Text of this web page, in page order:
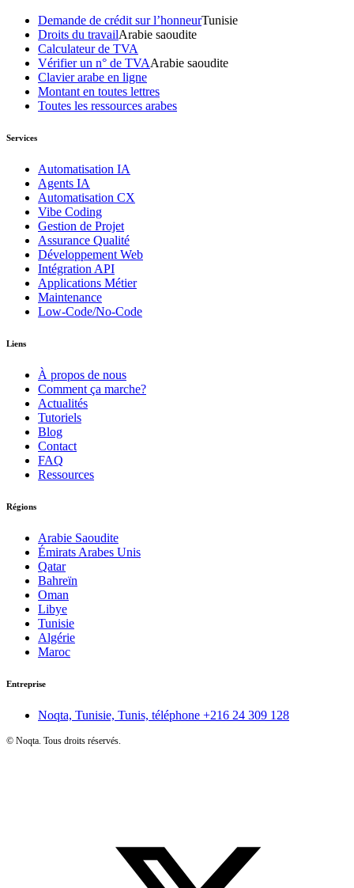
Demande de crédit sur l’honneurTunisie
Droits du travailArabie saoudite
Calculateur de TVA
Vérifier un n° de TVAArabie saoudite
Clavier arabe en ligne
Montant en toutes lettres
Toutes les ressources arabes
Services
Automatisation IA
Agents IA
Automatisation CX
Vibe Coding
Gestion de Projet
Assurance Qualité
Développement Web
Intégration API
Applications Métier
Maintenance
Low-Code/No-Code
Liens
À propos de nous
Comment ça marche?
Actualités
Tutoriels
Blog
Contact
FAQ
Ressources
Régions
Arabie Saoudite
Émirats Arabes Unis
Qatar
Bahreïn
Oman
Libye
Tunisie
Algérie
Maroc
Entreprise
Noqta, Tunisie, Tunis, téléphone +216 24 309 128
© Noqta. Tous droits réservés.